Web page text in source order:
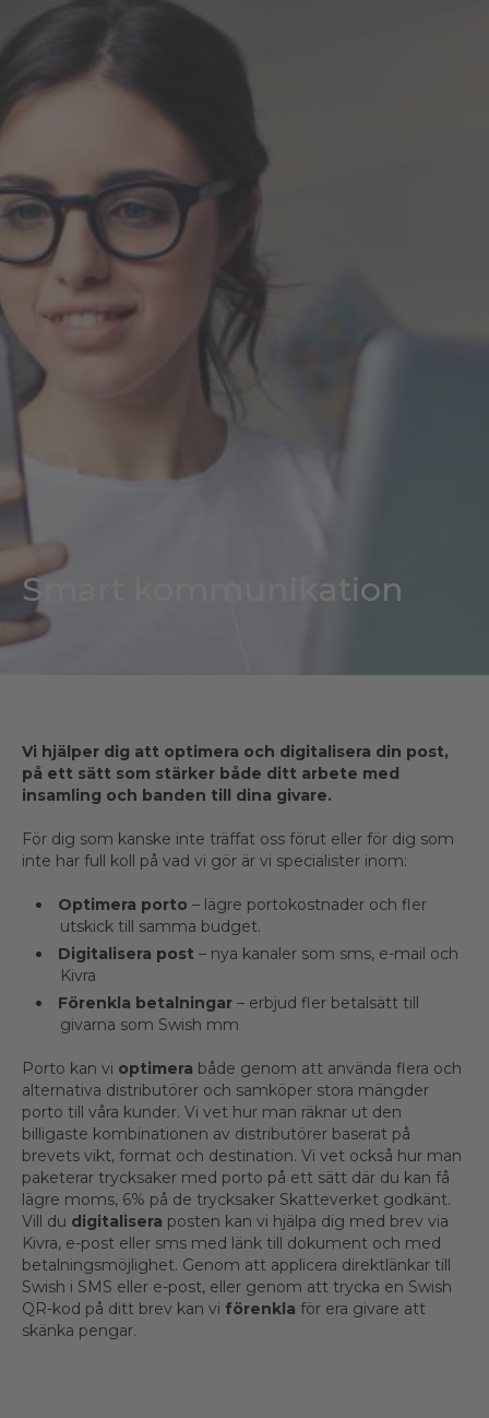
Smart kommunikation
Vi hjälper dig att optimera och digitalisera din post,
på ett sätt som stärker både ditt arbete med
insamling och banden till dina givare.
För dig som kanske inte träffat oss förut eller för dig som
inte har full koll på vad vi gör är vi specialister inom:
Optimera porto – lägre portokostnader och fler
utskick till samma budget.
Digitalisera post – nya kanaler som sms, e-mail och
Kivra
Förenkla betalningar– erbjud fler betalsätt till
givarna som Swish mm
Porto kan vi optimera både genom att använda flera och
alternativa distributörer och samköper stora mängder
porto till våra kunder. Vi vet hur man räknar ut den
billigaste kombinationen av distributörer baserat på
brevets vikt, format och destination. Vi vet också hur man
paketerar trycksaker med porto på ett sätt där du kan få
lägre moms, 6% på de trycksaker Skatteverket godkänt.
Vill du digitalisera posten kan vi hjälpa dig med brev via
Kivra, e-post eller sms med länk till dokument och med
betalningsmöjlighet. Genom att applicera direktlänkar till
Swish i SMS eller e-post, eller genom att trycka en Swish
QR-kod på ditt brev kan vi förenkla för era givare att
skänka pengar.